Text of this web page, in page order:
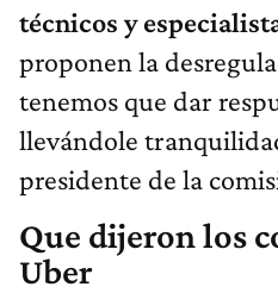
técnicos y
proponen la
tenemos que dar
llevándole
presidente de la
Que dijeron los
Uber